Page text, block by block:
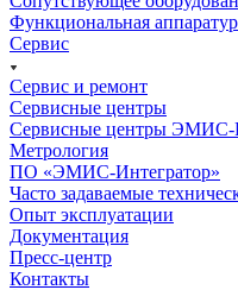
Функциональная
Сервис
Сервис и ремонт
Сервисные центры
Сервисные центры
Метрология
ПО «ЭМИС-Интегратор»
Часто задаваемые
Опыт эксплуатации
Документация
Пресс-центр
Контакты